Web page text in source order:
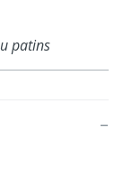
patins